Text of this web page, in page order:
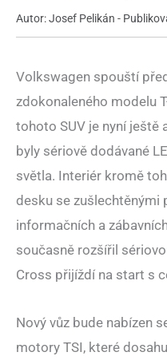
Autor: Josef Pelikán -
Volkswagen spouští
zdokonaleného modelu
tohoto SUV je nyní ještě
byly sériově dodávané
světla. Interiér kromě
desku se zušlechtěnými
informačních a
současně rozšířil
Cross přijíždí na start s
Nový vůz bude nabízen
motory TSI, které